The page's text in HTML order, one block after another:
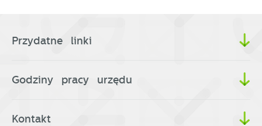
Przydatne linki
Godziny pracy urzędu
Kontakt